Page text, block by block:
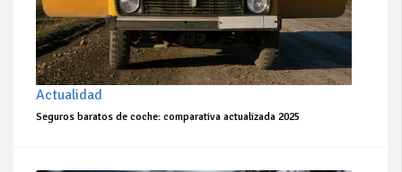
Actualidad
Seguros baratos de coche: comparativa actualizada 2025